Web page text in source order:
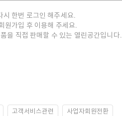
시 한번 로그인 해주세요.
원가입 후 이용해 주세요.
을 직접 판매할 수 있는 열린공간입니다.
고객서비스관련 사업자회원전환